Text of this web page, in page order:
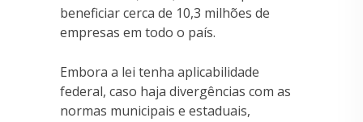
beneficiar cerca de 10,3 milhões de
empresas em todo o país.
Embora a lei tenha aplicabilidade
federal, caso haja divergências com as
normas municipais e estaduais,